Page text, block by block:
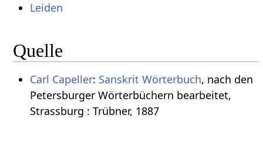
Leiden
Quelle
Carl Capeller: Sanskrit Wörterbuch, nach den
Petersburger Wörterbüchern bearbeitet,
Strassburg : Trübner, 1887